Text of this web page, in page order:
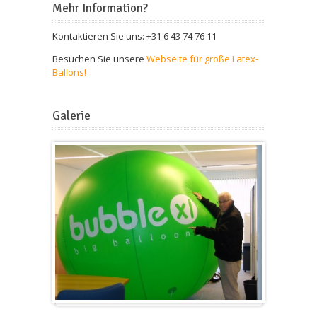
Mehr Information?
Kontaktieren Sie uns: +31 6 43 74 76 11
Besuchen Sie unsere Webseite für große Latex-
Ballons!
Galerie